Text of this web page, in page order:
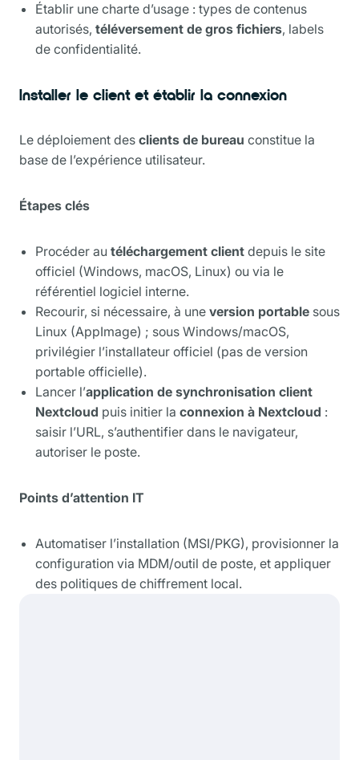
Établir une charte d’usage : types de contenus
autorisés, téléversement de gros fichiers, labels
de confidentialité.
Installer le client et établir la connexion
Le déploiement des clients de bureau constitue la
base de l’expérience utilisateur.
Étapes clés
Procéder au téléchargement client depuis le site
officiel (Windows, macOS, Linux) ou via le
référentiel logiciel interne.
Recourir, si nécessaire, à une version portable sous
Linux (AppImage) ; sous Windows/macOS,
privilégier l’installateur officiel (pas de version
portable officielle).
Lancer l’application de synchronisation client
Nextcloud puis initier la connexion à Nextcloud :
saisir l’URL, s’authentifier dans le navigateur,
autoriser le poste.
Points d’attention IT
Automatiser l’installation (MSI/PKG), provisionner la
configuration via MDM/outil de poste, et appliquer
des politiques de chiffrement local.